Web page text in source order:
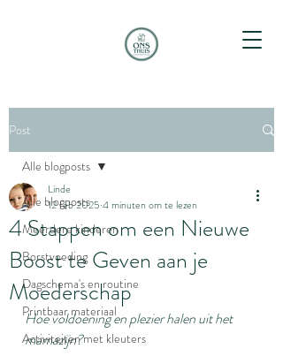
Post
Alle blogposts
Meerdere kinderen
Borstvoeding
Dagschema's en routine
Printbaar materiaal
Activiteiten met kleuters
Alle blogposts
4 Stappen om een Nieuwe
Boost te Geven aan je
Moederschap
Linde
12 feb 2025 4 minuten om te lezen
Hoe voldoening en plezier halen uit het
mamazijn?